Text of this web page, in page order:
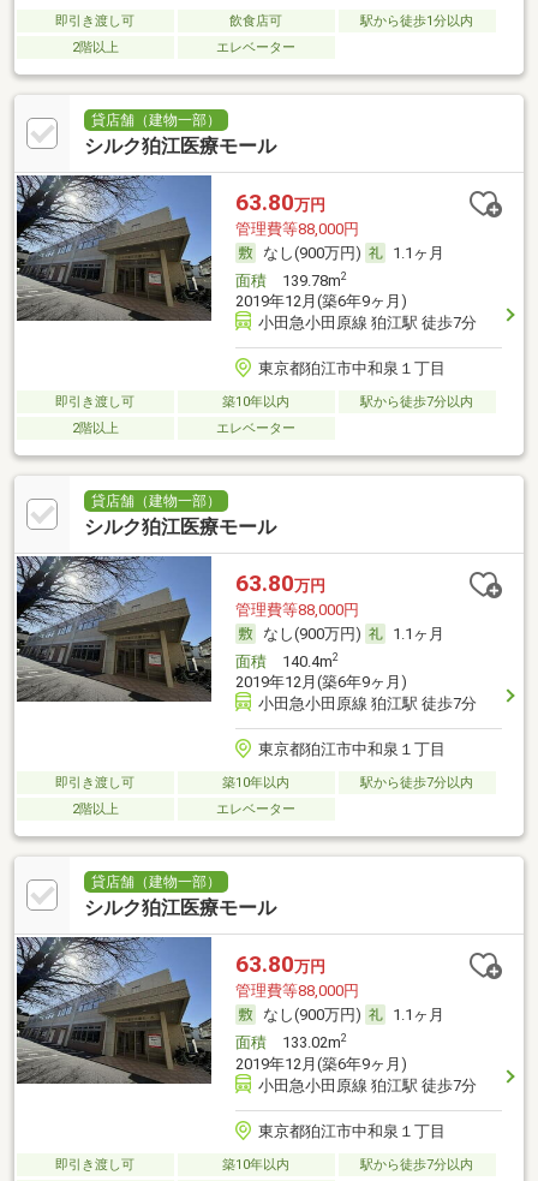
即引き渡し可 飲食店可
駅から徒歩1分以内
2階以上
エレベーター
貸店舗（建物一部）
シルク狛江医療モール
63.80万円
管理費等88,000円
なし(900万円)
1.1ヶ月
面積139.78m2
2019年12月(築6年9ヶ月)
小田急小田原線 狛江駅 徒歩7分
東京都狛江市中和泉１丁目
即引き渡し可 築10年以内
駅から徒歩7分以内
2階以上
エレベーター
貸店舗（建物一部）
シルク狛江医療モール
63.80万円
管理費等88,000円
なし(900万円)
1.1ヶ月
面積140.4m2
2019年12月(築6年9ヶ月)
小田急小田原線 狛江駅 徒歩7分
東京都狛江市中和泉１丁目
即引き渡し可 築10年以内
駅から徒歩7分以内
2階以上
エレベーター
貸店舗（建物一部）
シルク狛江医療モール
63.80万円
管理費等88,000円
なし(900万円)
1.1ヶ月
面積133.02m2
2019年12月(築6年9ヶ月)
小田急小田原線 狛江駅 徒歩7分
東京都狛江市中和泉１丁目
即引き渡し可 築10年以内
駅から徒歩7分以内